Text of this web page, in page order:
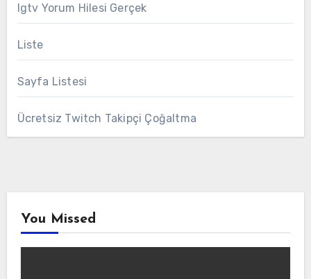
Igtv Yorum Hilesi Gerçek
Liste
Sayfa Listesi
Ücretsiz Twitch Takipçi Çoğaltma
You Missed